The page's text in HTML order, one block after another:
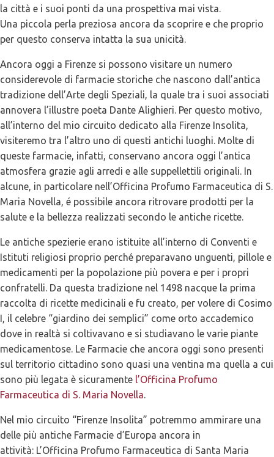
la città e i suoi ponti da una prospettiva mai vista.
Una piccola perla preziosa ancora da scoprire e che proprio
per questo conserva intatta la sua unicità.
Ancora oggi a Firenze si possono visitare un numero
considerevole di farmacie storiche che nascono dall’antica
tradizione dell’Arte degli Speziali, la quale tra i suoi associati
annovera l’illustre poeta Dante Alighieri. Per questo motivo,
all’interno del mio circuito dedicato alla Firenze Insolita,
visiteremo tra l’altro uno di questi antichi luoghi. Molte di
queste farmacie, infatti, conservano ancora oggi l’antica
atmosfera grazie agli arredi e alle suppellettili originali. In
alcune, in particolare nell’Officina Profumo Farmaceutica di S.
Maria Novella, é possibile ancora ritrovare prodotti per la
salute e la bellezza realizzati secondo le antiche ricette.
Le antiche spezierie erano istituite all’interno di Conventi e
Istituti religiosi proprio perché preparavano unguenti, pillole e
medicamenti per la popolazione più povera e per i propri
confratelli. Da questa tradizione nel 1498 nacque la prima
raccolta di ricette medicinali e fu creato, per volere di Cosimo
I, il celebre “giardino dei semplici” come orto accademico
dove in realtà si coltivavano e si studiavano le varie piante
medicamentose. Le Farmacie che ancora oggi sono presenti
sul territorio cittadino sono quasi una ventina ma quella a cui
sono più legata è sicuramente l’Officina Profumo
Farmaceutica di S. Maria Novella.
Nel mio circuito “Firenze Insolita” potremmo ammirare una
delle più antiche Farmacie d’Europa ancora in
attività: L’Officina Profumo Farmaceutica di Santa Maria